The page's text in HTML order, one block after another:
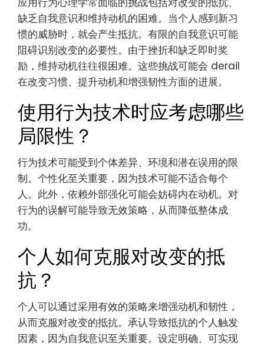
缺乏自我意识和维持动机的困难。当个人感到新习
惯的威胁时，就会产生抵抗。有限的自我意识可能
阻碍识别改变的必要性。由于挫折和缺乏即时奖
励，维持动机往往很困难。这些挑战可能会 derail
在改变习惯、提升动机和增强韧性方面的进展。
使用行为技术时应考虑哪些
局限性？
行为技术可能受到个体差异、环境和潜在误用的限
制。个性化至关重要，因为技术可能不适合每个
人。此外，依赖外部强化可能会妨碍内在动机。对
行为的误解可能导致无效策略，从而降低整体成
功。
个人如何克服对改变的抵
抗？
个人可以通过采用有效的策略来增强动机和韧性，
从而克服对改变的抵抗。承认导致抵抗的个人触发
因素，因为自我意识至关重要。设定明确、可实现